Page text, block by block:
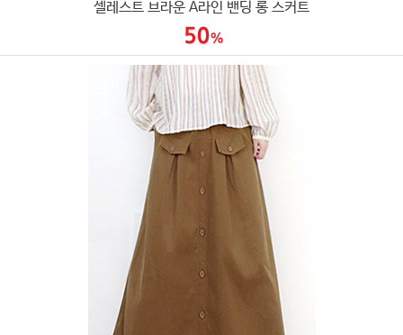
셀레스트 브라운 A라인 밴딩 롱 스커트